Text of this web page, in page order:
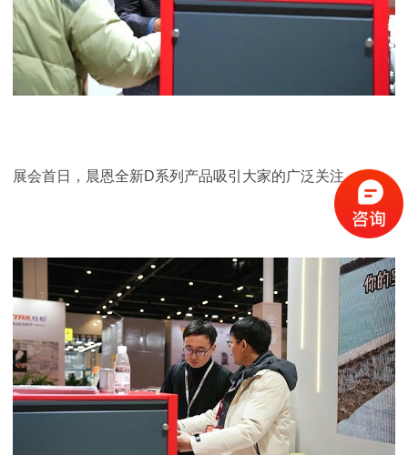
展会首日，晨恩全新D系列产品吸引大家的广泛关注。